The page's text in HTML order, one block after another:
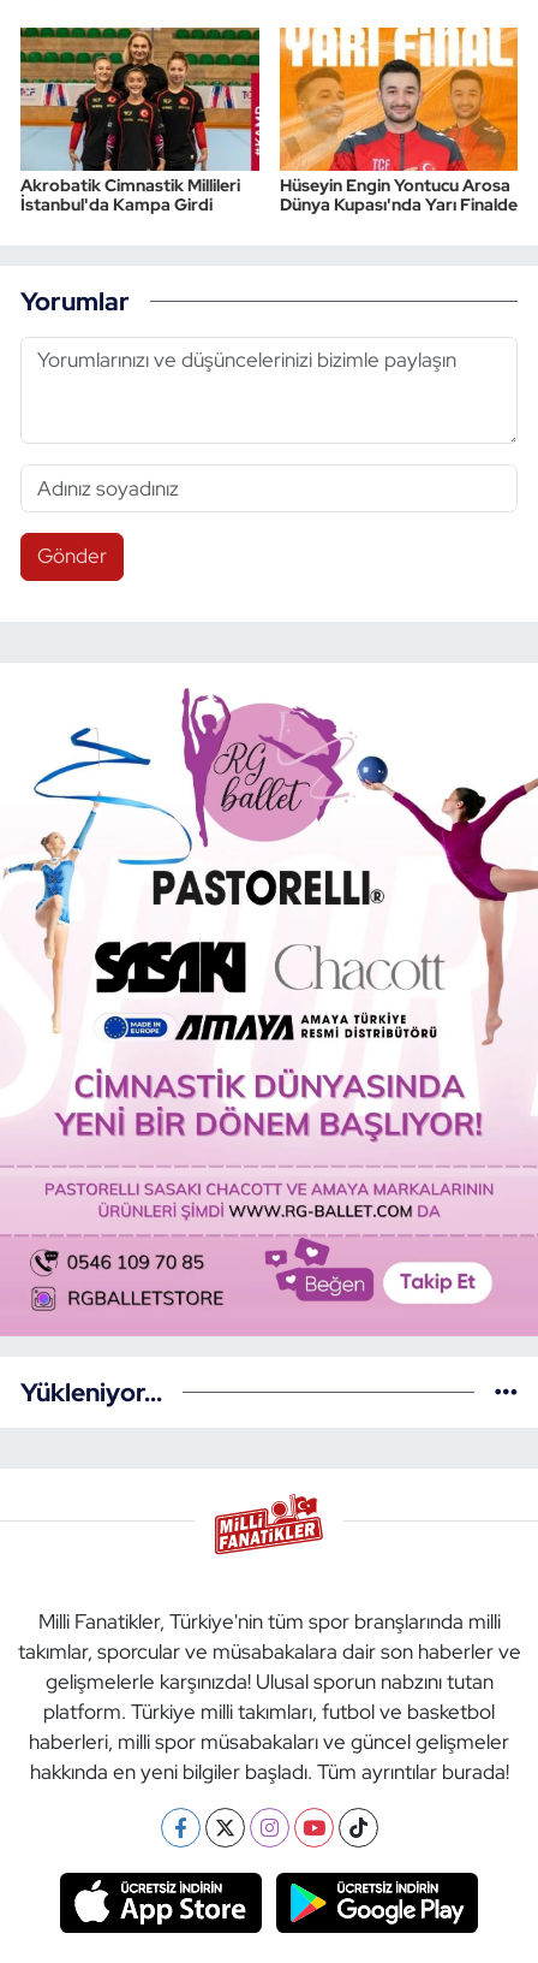
Akrobatik Cimnastik Millileri
İstanbul'da Kampa Girdi
Hüseyin Engin Yontucu Arosa
Dünya Kupası'nda Yarı Finalde
Yorumlar
Gönder
Yükleniyor...
Milli Fanatikler, Türkiye'nin tüm spor branşlarında milli
takımlar, sporcular ve müsabakalara dair son haberler ve
gelişmelerle karşınızda! Ulusal sporun nabzını tutan
platform. Türkiye milli takımları, futbol ve basketbol
haberleri, milli spor müsabakaları ve güncel gelişmeler
hakkında en yeni bilgiler başladı. Tüm ayrıntılar burada!